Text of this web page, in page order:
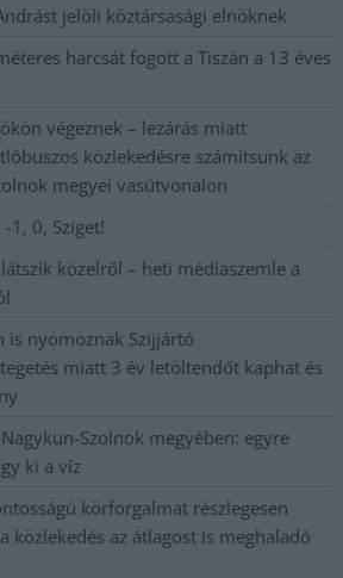
jelöli köztársasági elnöknek
harcsát fogott a Tiszán a 13 éves
végeznek – lezárás miatt
közlekedésre számítsunk az
megyei vasútvonalon
1, 0, Sziget!
közelről – heti médiaszemle a
is nyomoznak Szijjártó
miatt 3 év letöltendőt kaphat és
Szolnok megyében: egyre
ki a víz
körforgalmat részlegesen
közlekedés az átlagost is meghaladó